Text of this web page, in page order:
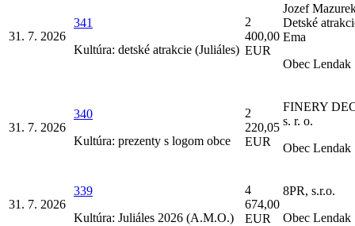
31. 7. 2026
341
Kultúra: detské atrakcie (Juliáles)
2
400,00
EUR
Jozef
Detské
Ema
Obec Lendak
31. 7. 2026
340
Kultúra: prezenty s logom obce
2
220,05
EUR
FINERY
s. r. o.
Obec Lendak
31. 7. 2026
339
Kultúra: Juliáles 2026 (A.M.O.)
4
674,00
EUR
8PR, s.r.o.
Obec Lendak